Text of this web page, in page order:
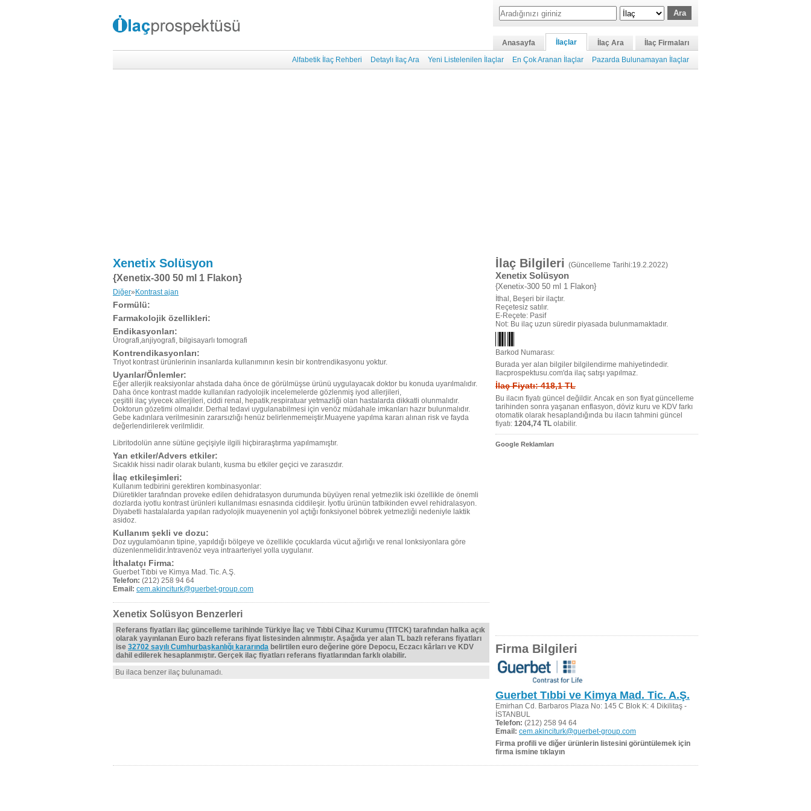
Anasayfa İlaçlar İlaç Ara
İlaç Firmaları
Alfabetik İlaç Rehberi
Detaylı İlaç Ara Yeni Listelenilen İlaçlar En Çok Aranan İlaçlar Pazarda Bulunamayan İlaçlar
Xenetix Solüsyon
{Xenetix-300 50 ml 1 Flakon}
Diğer» Kontrast ajan
Formülü:
Farmakolojik özellikleri:
Endikasyonları:
Ürografi,anjiyografi, bilgisayarlı tomografi
Kontrendikasyonları:
Triyot kontrast ürünlerinin insanlarda kullanımının kesin bir kontrendikasyonu yoktur.
Uyarılar/Önlemler:
Eğer allerjik reaksiyonlar ahstada daha önce de görülmüşse ürünü uygulayacak doktor bu konuda uyarılmalıdır.
Daha önce kontrast madde kullanılan radyolojik incelemelerde gözlenmiş iyod allerjileri,
çeşitili ilaç yiyecek allerjileri, ciddi renal, hepatik,respiratuar yetmazliği olan hastalarda dikkatli olunmalıdır.
Doktorun gözetimi olmalıdır. Derhal tedavi uygulanabilmesi için venöz müdahale imkanları hazır bulunmalıdır.
Gebe kadınlara verilmesinin zararsızlığı henüz belirlenmemeiştir.Muayene yapılma kararı alınan risk ve fayda
değerlendirilerek verilmlidir.
Libritodolün anne sütüne geçişiyle ilgili hiçbiraraştırma yapılmamıştır.
Yan etkiler/Advers etkiler:
Sıcaklık hissi nadir olarak bulantı, kusma bu etkiler geçici ve zarasızdır.
İlaç etkileşimleri:
Kullanım tedbirini gerektiren kombinasyonlar:
Diüretikler tarafından proveke edilen dehidratasyon durumunda büyüyen renal yetmezlik iski özellikle de önemli
dozlarda iyotlu kontrast ürünleri kullanılması esnasında ciddileşir. İyotlu ürünün tatbikinden evvel rehidralasyon.
Diyabetli hastalalarda yapılan radyolojik muayenenin yol açtığı fonksiyonel böbrek yetmezliği nedeniyle laktik
asidoz.
Kullanım şekli ve dozu:
Doz uygulamöanın tipine, yapıldığı bölgeye ve özellikle çocuklarda vücut ağırlığı ve renal lonksiyonlara göre
düzenlenmelidir.İntravenöz veya intraarteriyel yolla uygulanır.
İthalatçı Firma:
Guerbet Tıbbi ve Kimya Mad. Tic. A.Ş.
Telefon: (212) 258 94 64
Email: cem.akinciturk@guerbet-group.com
Xenetix Solüsyon Benzerleri
Referans fiyatları ilaç güncelleme tarihinde Türkiye İlaç ve Tıbbi Cihaz Kurumu (TITCK) tarafından halka açık
olarak yayınlanan Euro bazlı referans fiyat listesinden alınmıştır. Aşağıda yer alan TL bazlı referans fiyatları
ise 32702 sayılı Cumhurbaşkanlığı kararında belirtilen euro değerine göre Depocu, Eczacı kârları ve KDV
dahil edilerek hesaplanmıştır. Gerçek ilaç fiyatları referans fiyatlarından farklı olabilir.
Bu ilaca benzer ilaç bulunamadı.
İlaç Bilgileri (Güncelleme Tarihi:19.2.2022)
Xenetix Solüsyon
{Xenetix-300 50 ml 1 Flakon}
İthal, Beşeri bir ilaçtır.
Reçetesiz satılır.
E-Reçete: Pasif
Not: Bu ilaç uzun süredir piyasada bulunmamaktadır.
Barkod Numarası:
Burada yer alan bilgiler bilgilendirme mahiyetindedir.
Ilacprospektusu.com'da ilaç satışı yapılmaz.
İlaç Fiyatı: 418,1 TL
Bu ilacın fiyatı güncel değildir. Ancak en son fiyat güncelleme
tarihinden sonra yaşanan enflasyon, döviz kuru ve KDV farkı
otomatik olarak hesaplandığında bu ilacın tahmini güncel
fiyatı: 1204,74 TL olabilir.
Google Reklamları
Firma Bilgileri
Guerbet Tıbbi ve Kimya Mad. Tic. A.Ş.
Emirhan Cd. Barbaros Plaza No: 145 C Blok K: 4 Dikilitaş -
İSTANBUL
Telefon: (212) 258 94 64
Email: cem.akinciturk@guerbet-group.com
Firma profili ve diğer ürünlerin listesini görüntülemek için
firma ismine tıklayın